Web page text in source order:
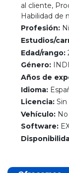
al cliente,
Habilidad de
Profesión:
Estudios/
Edad/rango:
Género:
Años de
Idioma:
Licencia: Sin
Vehículo: No
Software: